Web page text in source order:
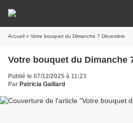
Accueil » Votre bouquet du Dimanche 7 Décembre
Votre bouquet du Dimanche
Publié le 07/12/2025 à 11:23
Par Patricia Gaillard